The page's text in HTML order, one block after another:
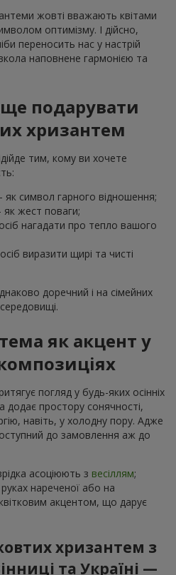
жовті вважають квітами
оптимізму. І дійсно,
переносить нас у настрій
наповнене гармонією та
подарувати
хризантем
тим, кому ви хочете
символ гарного відношення;
жест поваги;
нагадати про тепло вашого
виразити щирі та чисті
доречний і на сімейних
як акцент у
погляд у будь-яких осінніх
додає простору сонячності,
навіть, у холодну пору. Адже
до замовлення аж до
асоціюють з весіллям;
нареченої або на
акцентом, що дарує
хризантем з
та Україні —